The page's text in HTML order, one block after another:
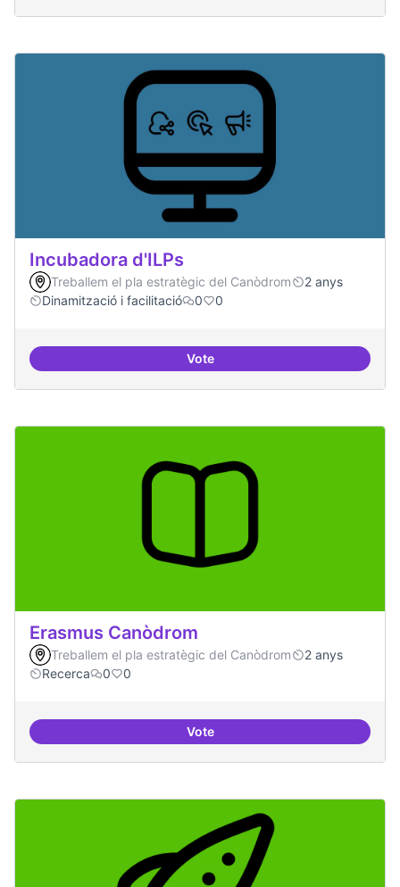
Incubadora d'ILPs
Treballem el pla estratègic del Canòdrom
2 anys
Dinamització i facilitació
0 0
VoteIncubadora d'ILPs
Erasmus Canòdrom
Treballem el pla estratègic del Canòdrom
2 anys
Recerca
0 0
VoteErasmus Canòdrom